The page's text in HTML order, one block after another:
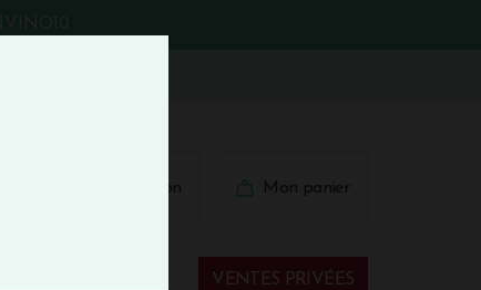
VENTES PRIVÉES